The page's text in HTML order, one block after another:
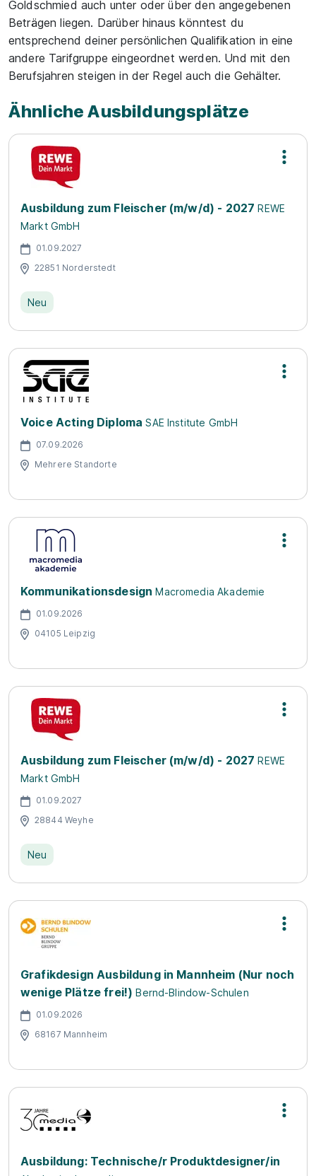
Goldschmied auch unter oder über den angegebenen
Beträgen liegen. Darüber hinaus könntest du
entsprechend deiner persönlichen Qualifikation in eine
andere Tarifgruppe eingeordnet werden. Und mit den
Berufsjahren steigen in der Regel auch die Gehälter.
Ähnliche Ausbildungsplätze
Ausbildung zum Fleischer (m/w/d) - 2027 REWE
Markt GmbH
01.09.2027
22851 Norderstedt
Neu
Voice Acting Diploma SAE Institute GmbH
07.09.2026
Mehrere Standorte
Kommunikationsdesign Macromedia Akademie
01.09.2026
04105 Leipzig
Ausbildung zum Fleischer (m/w/d) - 2027 REWE
Markt GmbH
01.09.2027
28844 Weyhe
Neu
Grafikdesign Ausbildung in Mannheim (Nur noch
wenige Plätze frei!) Bernd-Blindow-Schulen
01.09.2026
68167 Mannheim
Ausbildung: Technische/r Produktdesigner/in